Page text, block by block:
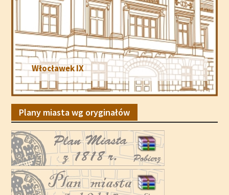
Ratusz na Starym Rynku
Plany miasta wg oryginałów